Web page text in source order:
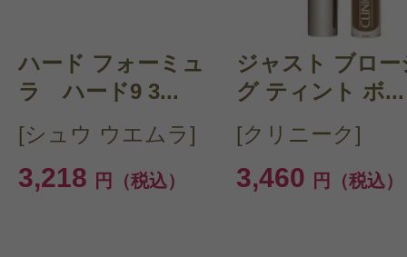
ハード フォーミュ
ラ ハード9 3...
[シュウ ウエムラ]
3,218 円（税込）
ジャスト ブロー
グ ティント ボ...
[クリニーク]
3,460 円（税込）